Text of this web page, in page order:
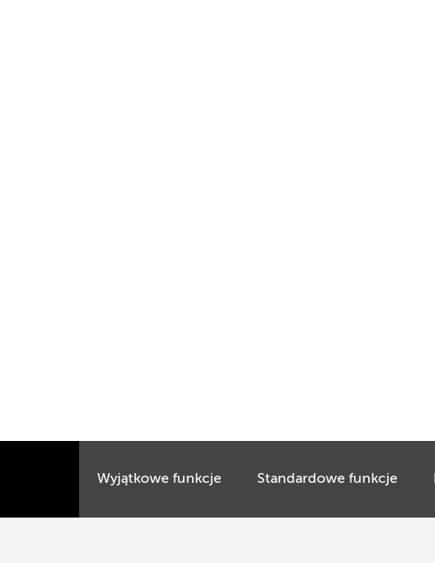
Wyjątkowe funkcje Standardowe funkcje